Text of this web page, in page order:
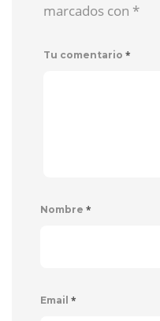
marcados con *
Tu comentario *
Nombre *
Email *